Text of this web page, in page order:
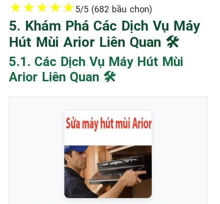
★★★★★5/5 (682 bầu chọn)
5. Khám Phá Các Dịch Vụ Máy
Hút Mùi Arior Liên Quan 🛠️
5.1. Các Dịch Vụ Máy Hút Mùi
Arior Liên Quan 🛠️